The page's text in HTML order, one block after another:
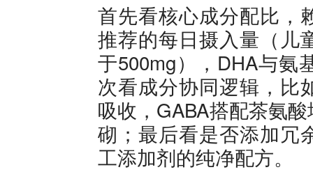
首先看核心成分配比，
推荐的每日摄入量（儿
于500mg），DHA与氨
次看成分协同逻辑，比
吸收，GABA搭配茶氨
砌；最后看是否添加冗
工添加剂的纯净配方。